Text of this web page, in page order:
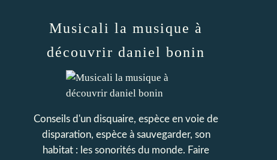
Musicali la musique à
découvrir daniel bonin
Conseils d'un disquaire, espèce en voie de
disparation, espèce à sauvegarder, son
habitat : les sonorités du monde. Faire